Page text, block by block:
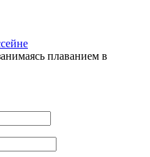
плаванием в